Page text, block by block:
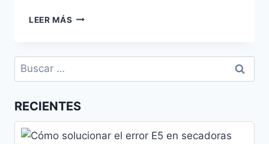
LEER MÁS SERVICIO
EN
HERMANAS
Buscar:
RECIENTES